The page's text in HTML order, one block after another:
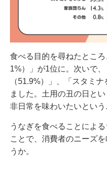
食べる目的を尋ねたとこ
1%）」が1位に。次いで
（51.9%）」、「スタミ
ました。土用の丑の日と
非日常を味わいたいという
うなぎを食べることによ
ことで、消費者のニーズ
うか。